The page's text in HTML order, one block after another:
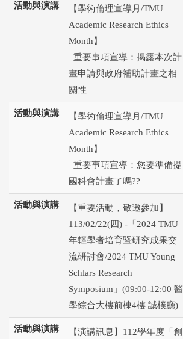
活動與演講
【學術倫理宣導月/TMU
Academic Research Ethics
Month】
重要事項宣導：揭露本次計
畫申請與政府補助計畫之相
關性
活動與演講
【學術倫理宣導月/TMU
Academic Research Ethics
Month】
重要事項宣導：您要準備提
國科會計畫了嗎??
活動與演講
【重要活動，敬邀參加】
113/02/22(四) -「2024 TMU
年輕學者培育暨研究成果交
流研討會/2024 TMU Young
Schlars Research
Symposium」(09:00-12:00 醫
學綜合大樓前棟4樓 誠樸廳)
活動與演講 【演講訊息】112學年度「創